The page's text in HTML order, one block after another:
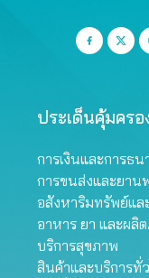
ประเด็นคุ้มครอ
การเงินและการธน
การขนส่งและยาน
อสังหาริมทรัพย์แล
อาหาร ยา และผลิ
บริการสุขภาพ
สินค้าและบริการทั่